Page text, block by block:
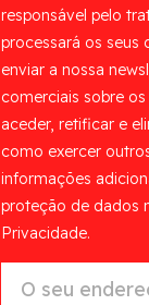
responsável pelo
processará os seus
enviar a nossa
comerciais sobre
aceder, retificar e
como exercer
informações
proteção de dados
Privacidade.